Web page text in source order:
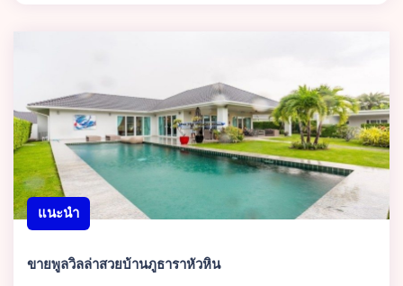
แนะนำ
ขายพูลวิลล่าสวยบ้านภูธาราหัวหิน